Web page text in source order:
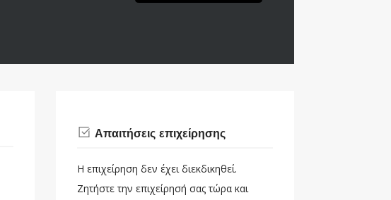
Απαιτήσεις επιχείρησης
Η επιχείρηση δεν έχει διεκδικηθεί.
Ζητήστε την επιχείρησή σας τώρα και